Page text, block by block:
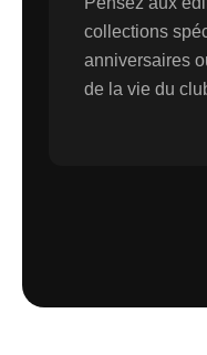
collections
anniversaires
de la vie du